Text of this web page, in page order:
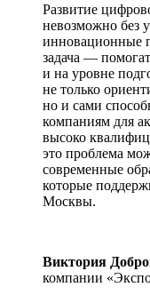
Развитие
невозможно без
инновационные
задача —
и на уровне
не только
но и сами
компаниям для
высоко
это проблема
современные
которые
Москвы.
Виктория
компании